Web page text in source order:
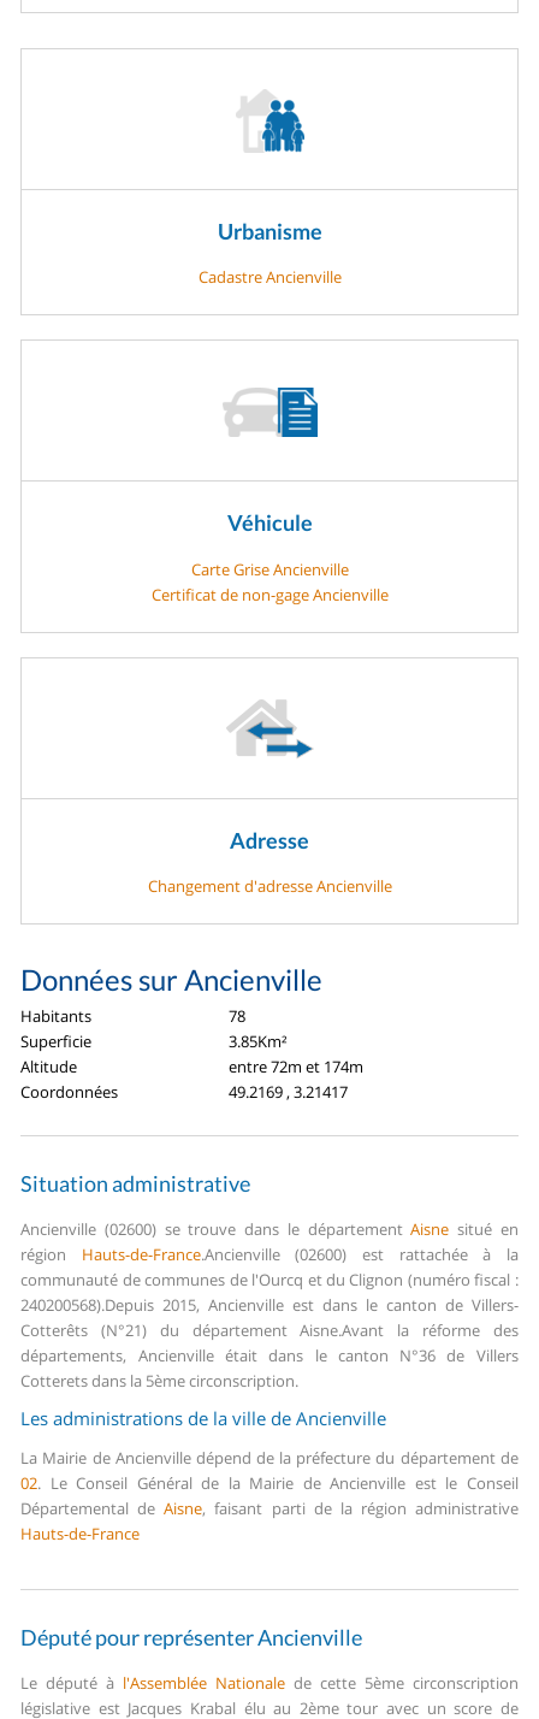
Urbanisme
Cadastre Ancienville
Véhicule
Carte Grise Ancienville
Certificat de non-gage Ancienville
Adresse
Changement d'adresse Ancienville
Données sur Ancienville
Habitants
78
Superficie
3.85Km²
Altitude
entre 72m et 174m
Coordonnées
49.2169 , 3.21417
Situation administrative
Ancienville (02600) se trouve dans le départementAisne situé en
région Hauts-de-France.Ancienville (02600) est rattachée à la
communauté de communes de l'Ourcq et du Clignon (numéro fiscal :
240200568).Depuis 2015, Ancienville est dans le canton de Villers-
Cotterêts (N°21) du département Aisne.Avant la réforme des
départements, Ancienville était dans le canton N°36 de Villers
Cotterets dans la 5ème circonscription.
Les administrations de la ville de Ancienville
La Mairie de Ancienville dépend de la préfecture du département de
02. Le Conseil Général de la Mairie de Ancienville est le Conseil
Départemental deAisne, faisant parti de la région administrative
Hauts-de-France
Député pour représenter Ancienville
Le député à l'Assemblée Nationale de cette 5ème circonscription
législative est Jacques Krabal élu au 2ème tour avec un score de